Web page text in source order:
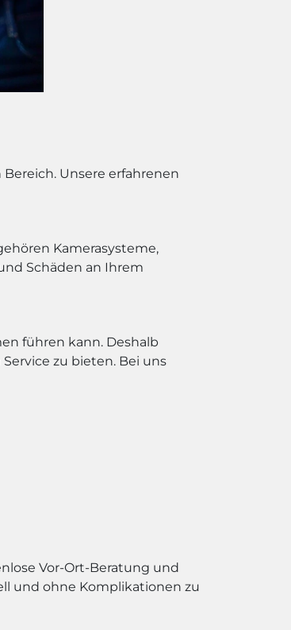
Unsere erfahrenen
Kamerasysteme,
Schäden an Ihrem
führen kann. Deshalb
zu bieten. Bei uns
Vor-Ort-Beratung und
und ohne Komplikationen zu